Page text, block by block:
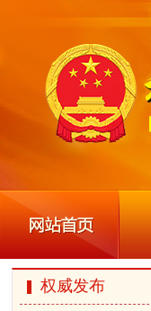
权威发布